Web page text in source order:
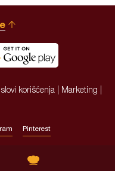
korišćenja Marketing
Pinterest